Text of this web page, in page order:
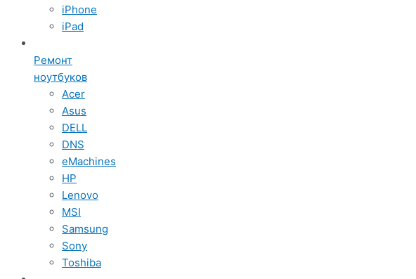
iPhone
iPad
Ремонт
ноутбуков
Acer
Asus
DELL
DNS
eMachines
HP
Lenovo
MSI
Samsung
Sony
Toshiba